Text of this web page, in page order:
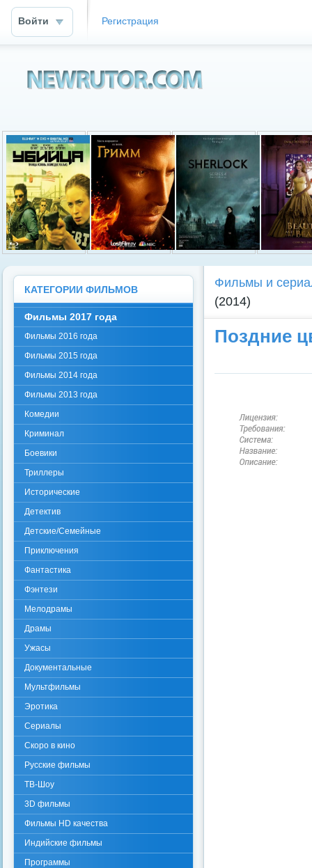
Войти Регистрация
Фильмы и
(2014)
Поздние
КАТЕГОРИИ ФИЛЬМОВ
Фильмы 2017 года
Фильмы 2016 года
Фильмы 2015 года
Фильмы 2014 года
Фильмы 2013 года
Комедии
Криминал
Боевики
Триллеры
Исторические
Детектив
Детские/Семейные
Приключения
Фантастика
Фэнтези
Мелодрамы
Драмы
Ужасы
Документальные
Мультфильмы
Эротика
Сериалы
Скоро в кино
Русские фильмы
ТВ-Шоу
3D фильмы
Фильмы HD качества
Индийские фильмы
Программы